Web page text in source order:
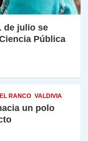
de julio se
Pública
EL RANCO VALDIVIA
un polo